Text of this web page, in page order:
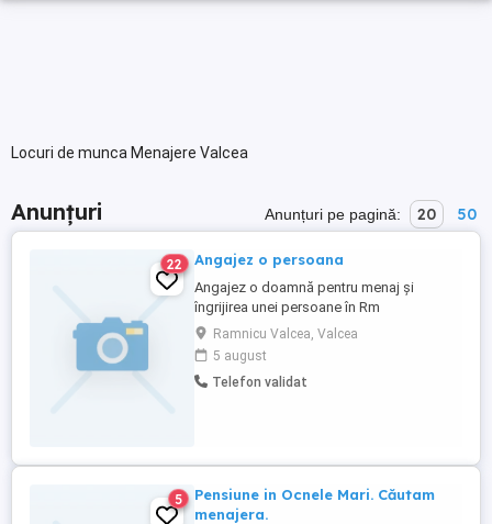
Locuri de munca Menajere Valcea
Anunțuri Anunțuri pe pagină: 20 50
22 Angajez o persoana
Angajez o doamnă pentru menaj și
îngrijirea unei persoane în Rm
Vâlcea,program intern,salariul 2000 lei
lună ,rog seriozitate
Ramnicu Valcea, Valcea
5 august
Telefon validat
5
Pensiune in Ocnele Mari. Căutam
menajera.